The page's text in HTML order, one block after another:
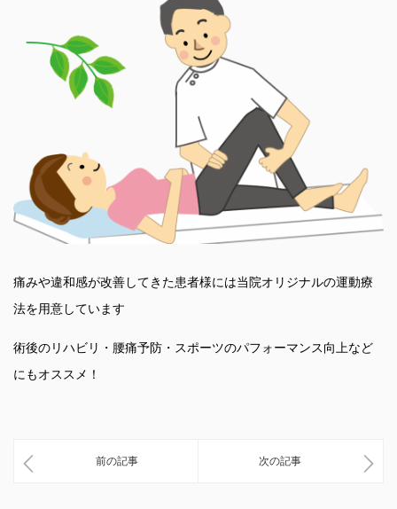
痛みや違和感が改善してきた患者様には当院オリジナルの運動療
法を用意しています
術後のリハビリ・腰痛予防・スポーツのパフォーマンス向上など
にもオススメ！
前の記事 次の記事